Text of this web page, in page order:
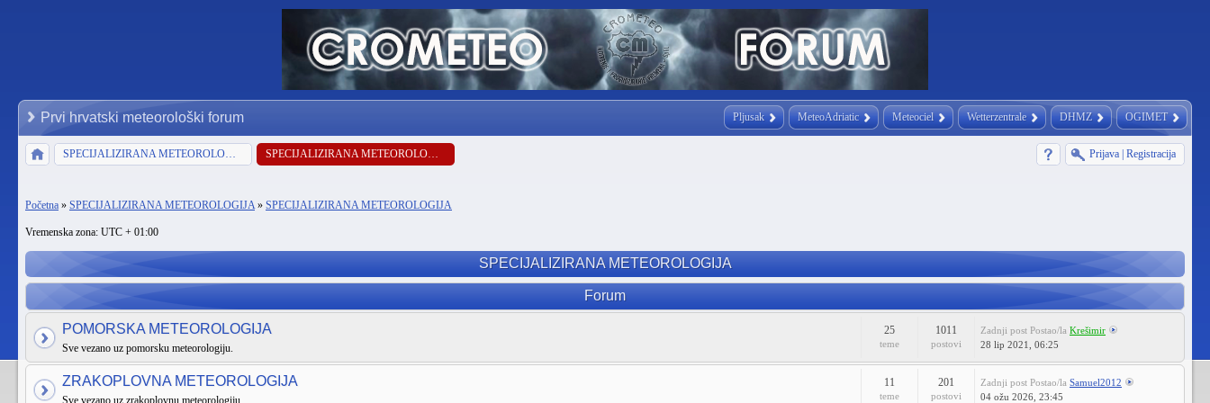
Pljusak MeteoAdriatic Meteociel Wetterzentrale DHMZ OGIMET
Prvi hrvatski meteorološki forum
SPECIJALIZIRANA METEOROLOGIJA SPECIJALIZIRANA METEOROLOGIJA Prijava Registracija
Početna » SPECIJALIZIRANA METEOROLOGIJA» SPECIJALIZIRANA METEOROLOGIJA
Vremenska zona: UTC + 01:00
SPECIJALIZIRANA METEOROLOGIJA
Forum
POMORSKA METEOROLOGIJA
Sve vezano uz pomorsku meteorologiju.
25
teme
1011
postovi
Zadnji post Postao/la Krešimir
28 lip 2021, 06:25
ZRAKOPLOVNA METEOROLOGIJA
Sve vezano uz zrakoplovnu meteorologiju.
11
teme
201
postovi
Zadnji post Postao/la Samuel2012
04 ožu 2026, 23:45